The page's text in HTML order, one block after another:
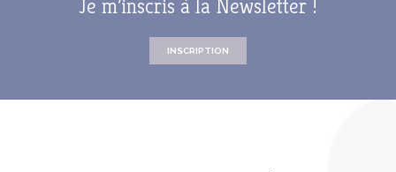
Je m’inscris à la Newsletter !
INSCRIPTION